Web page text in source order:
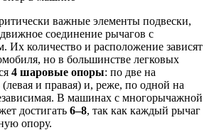
важные элементы подвески,
соединение рычагов с
Их количество и расположение зависят
но в большинстве легковых
4 шаровые опоры: по две на
и правая) и, реже, по одной на
В машинах с многорычажной
достигать 6–8, так как каждый рычаг
опору.